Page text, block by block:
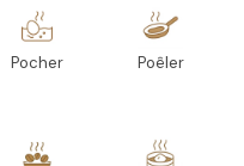
Pocher Poêler